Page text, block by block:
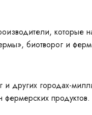
которые
биотворог и
других городах-